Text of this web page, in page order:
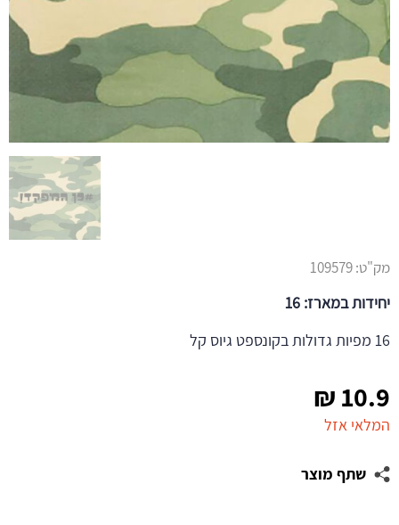
10.9
₪
המלאי אזל
שתף מוצר
מק"ט:109579
יחידות במארז: 16
16 מפיות גדולות בקונספט גיוס קל